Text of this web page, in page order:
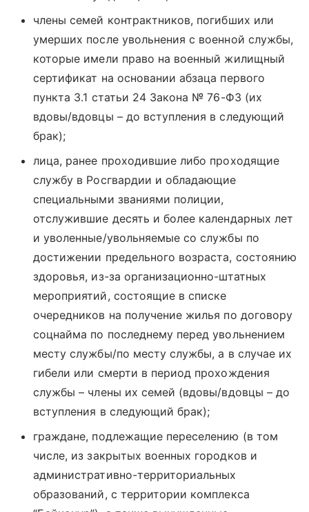
члены семей контрактников, погибших или
умерших после увольнения с военной службы,
которые имели право на военный жилищный
сертификат на основании абзаца первого
пункта 3.1 статьи 24 Закона № 76-ФЗ (их
вдовы/вдовцы – до вступления в следующий
брак);
лица, ранее проходившие либо проходящие
службу в Росгвардии и обладающие
специальными званиями полиции,
отслужившие десять и более календарных лет
и уволенные/увольняемые со службы по
достижении предельного возраста, состоянию
здоровья, из-за организационно-штатных
мероприятий, состоящие в списке
очередников на получение жилья по договору
соцнайма по последнему перед увольнением
месту службы/по месту службы, а в случае их
гибели или смерти в период прохождения
службы – члены их семей (вдовы/вдовцы – до
вступления в следующий брак);
граждане, подлежащие переселению (в том
числе, из закрытых военных городков и
административно-территориальных
образований, с территории комплекса